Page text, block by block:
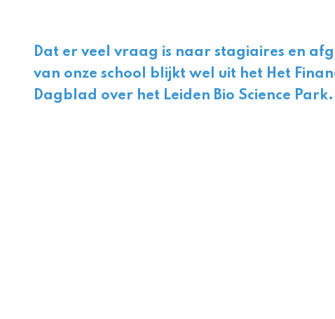
Dat er veel vraag is naar stagiaires en
van onze school blijkt wel uit het Het
Dagblad over het Leiden Bio Science Park.